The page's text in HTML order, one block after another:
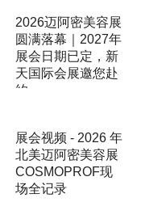
2026迈阿密美容展
圆满落幕｜2027年
展会日期已定，新
天国际会展邀您赴
约
展会视频 - 2026 年
北美迈阿密美容展
COSMOPROF现
场全记录